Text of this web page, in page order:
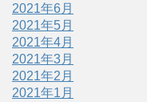
2021年6月
2021年5月
2021年4月
2021年3月
2021年2月
2021年1月